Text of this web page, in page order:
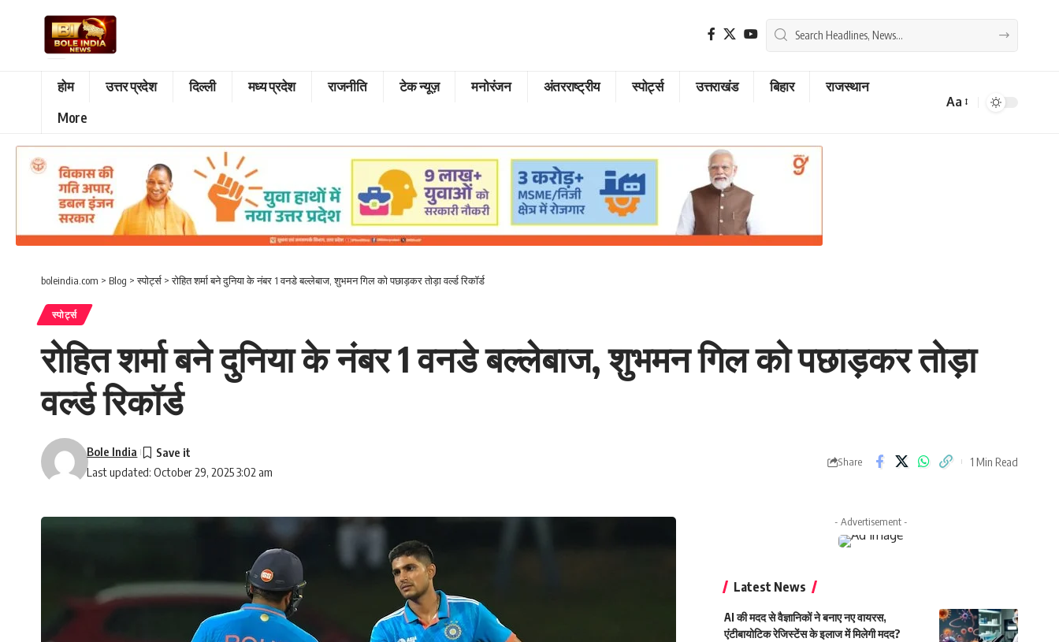
होम उत्तर प्रदेश दिल्ली मध्य प्रदेश राजनीति टेक न्यूज़ मनोरंजन अंतरराष्ट्रीय स्पोर्ट्स उत्तराखंड बिहार
राजस्थान
More
Font
Aa
boleindia.com > Blog >स्पोर्ट्स >रोहित शर्मा बने दुनिया के नंबर 1 वनडे बल्लेबाज, शुभमन गिल को पछाड़कर तोड़ा वर्ल्ड रिकॉर्ड
स्पोर्ट्स
रोहित शर्मा बने दुनिया के नंबर 1 वनडे बल्लेबाज, शुभमन गिल को पछाड़कर तोड़ा
वर्ल्ड रिकॉर्ड
Last updated: October 29, 2025 3:02 am
Bole India
Share 1 Min Read
- Advertisement -
Latest News
AI की मदद से वैज्ञानिकों ने बनाए नए वायरस,
एंटीबायोटिक रेजिस्टेंस के इलाज में मिलेगी मदद?